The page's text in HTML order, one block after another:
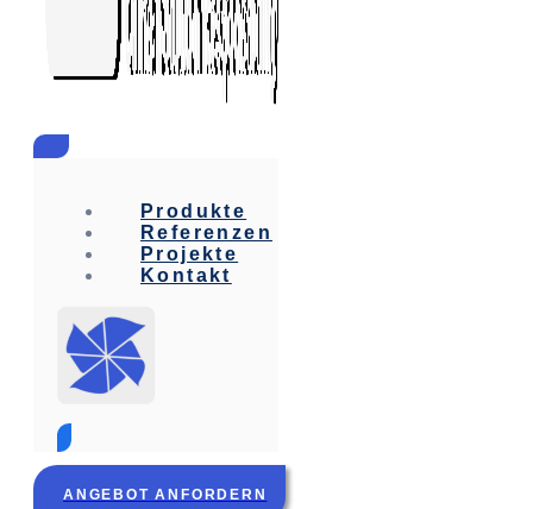
Produkte
Referenzen
Projekte
Kontakt
ANGEBOT ANFORDERN